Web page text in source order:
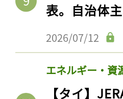
表。自治体
2026/07/12
エネルギー・資
【タイ】
記事